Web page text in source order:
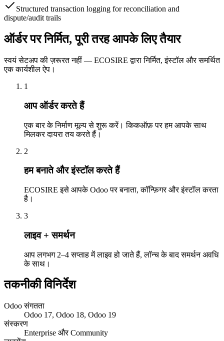
Structured transaction logging for reconciliation and
dispute/audit trails
ऑर्डर पर निर्मित, पूरी तरह आपके लिए तैयार
स्वयं सेटअप की ज़रूरत नहीं — ECOSIRE द्वारा निर्मित, इंस्टॉल और समर्थित
एक कार्यशील ऐप।
1
आप ऑर्डर करते हैं
एक बार के निर्माण मूल्य से शुरू करें। किकऑफ़ पर हम आपके साथ
मिलकर दायरा तय करते हैं।
2
हम बनाते और इंस्टॉल करते हैं
ECOSIRE इसे आपके Odoo पर बनाता, कॉन्फ़िगर और इंस्टॉल करता
है।
3
लाइव + समर्थन
आप लगभग 2–4 सप्ताह में लाइव हो जाते हैं, लॉन्च के बाद समर्थन अवधि
के साथ।
तकनीकी विनिर्देश
Odoo संगतता
Odoo 17, Odoo 18, Odoo 19
संस्करण
Enterprise और Community